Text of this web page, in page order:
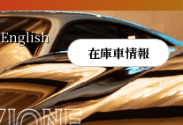
English
在庫車情報